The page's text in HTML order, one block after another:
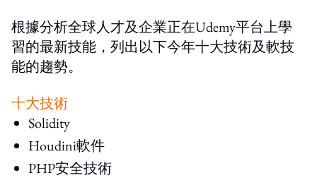
根據分析全球人才及企業正在Udemy平台上學
習的最新技能，列出以下今年十大技術及軟技
能的趨勢。
十大技術
Solidity
Houdini軟件
PHP安全技術